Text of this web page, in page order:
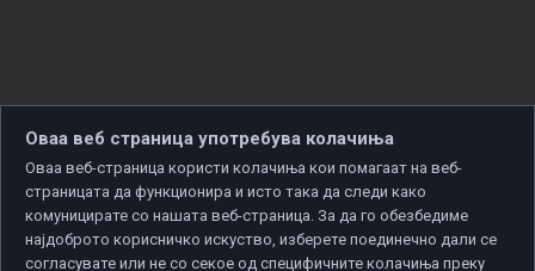
Оваа веб страница употребува колачиња
Оваа веб-страница користи колачиња кои помагаат на веб-
страницата да функционира и исто така да следи како
комуницирате со нашата веб-страница. За да го обезбедиме
најдоброто корисничко искуство, изберете поединечно дали се
согласувате или не со секое од специфичните колачиња преку